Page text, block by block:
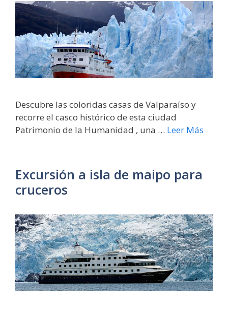
Descubre las coloridas casas de Valparaíso y
recorre el casco histórico de esta ciudad
Patrimonio de la Humanidad , una … Leer Más
Excursión a isla de maipo para
cruceros